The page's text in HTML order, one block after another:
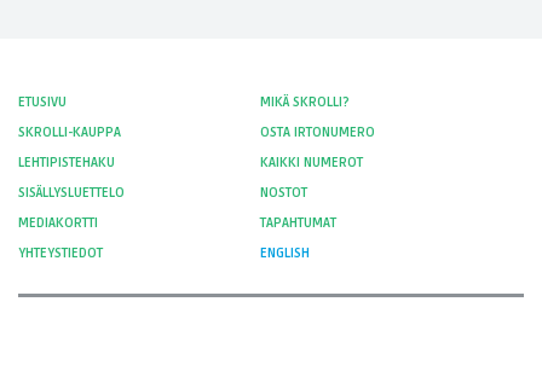
ETUSIVU
MIKÄ SKROLLI?
SKROLLI-KAUPPA
OSTA IRTONUMERO
LEHTIPISTEHAKU
KAIKKI NUMEROT
SISÄLLYSLUETTELO
NOSTOT
MEDIAKORTTI
TAPAHTUMAT
YHTEYSTIEDOT
ENGLISH